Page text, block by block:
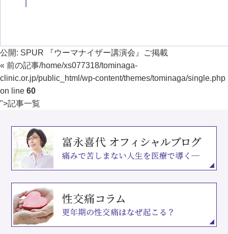
公開: SPUR 『ウーマナイザー講演会』ご掲載
« 前の記事/home/xs077318/tominaga-
clinic.or.jp/public_html/wp-content/themes/tominaga/single.php
on line 60
">記事一覧